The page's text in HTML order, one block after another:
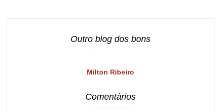
Outro blog dos bons
Milton Ribeiro
Comentários